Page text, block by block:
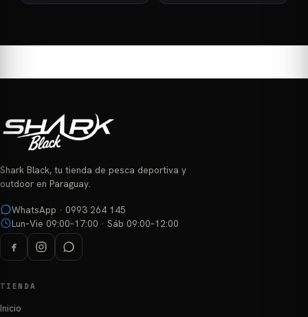
Shark Black, tu tienda de pesca deportiva y
outdoor en Paraguay.
WhatsApp · 0993 264 145
Lun–Vie 09:00–17:00 · Sáb 09:00–12:00
TIENDA
Inicio